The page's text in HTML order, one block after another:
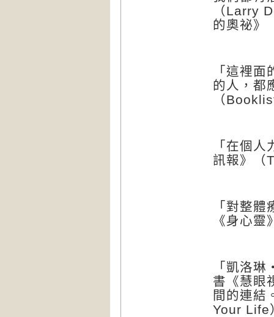
（Larry
的奧祕》
「這裡
的人，都
（
「在個
訊報》（
「對整
《身心靈
「凱洛
書《慧眼
間的連結
Your Life